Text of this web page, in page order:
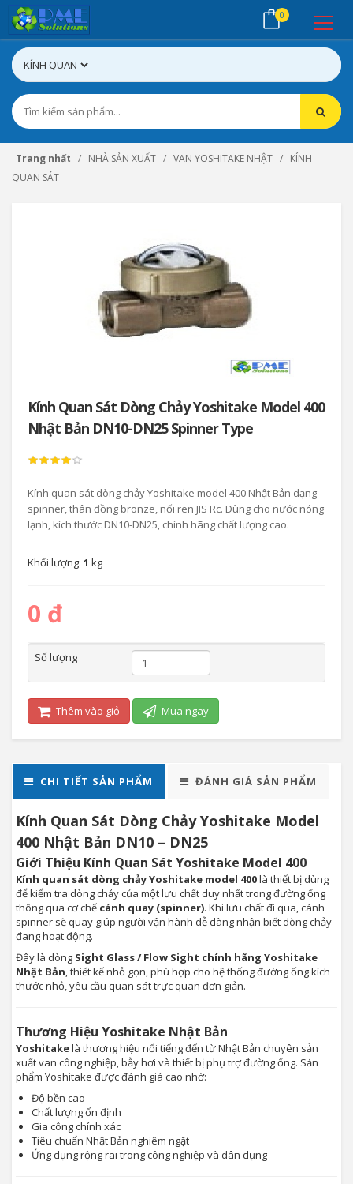
0
Trang nhất NHÀ SẢN XUẤT VAN YOSHITAKE NHẬT
KÍNH
QUAN SÁT
Kính Quan Sát Dòng Chảy Yoshitake Model 400
Nhật Bản DN10-DN25 Spinner Type
Kính quan sát dòng chảy Yoshitake model 400 Nhật Bản dạng
spinner, thân đồng bronze, nối ren JIS Rc. Dùng cho nước nóng
lạnh, kích thước DN10-DN25, chính hãng chất lượng cao.
Khối lượng: 1 kg
0 đ
Số lượng
Thêm vào giỏ Mua ngay
CHI TIẾT SẢN PHẨM ĐÁNH GIÁ SẢN PHẨM
Kính Quan Sát Dòng Chảy Yoshitake Model
400 Nhật Bản DN10 – DN25
Giới Thiệu Kính Quan Sát Yoshitake Model 400
Kính quan sát dòng chảy Yoshitake model 400là thiết bị dùng
để kiểm tra dòng chảy của một lưu chất duy nhất trong đường ống
thông qua cơ chế cánh quay (spinner). Khi lưu chất đi qua, cánh
spinner sẽ quay giúp người vận hành dễ dàng nhận biết dòng chảy
đang hoạt động.
Đây là dòng Sight Glass / Flow Sight chính hãng Yoshitake
Nhật Bản, thiết kế nhỏ gọn, phù hợp cho hệ thống đường ống kích
thước nhỏ, yêu cầu quan sát trực quan đơn giản.
Thương Hiệu Yoshitake Nhật Bản
Yoshitakelà thương hiệu nổi tiếng đến từ Nhật Bản chuyên sản
xuất van công nghiệp, bẫy hơi và thiết bị phụ trợ đường ống. Sản
phẩm Yoshitake được đánh giá cao nhờ:
Độ bền cao
Chất lượng ổn định
Gia công chính xác
Tiêu chuẩn Nhật Bản nghiêm ngặt
Ứng dụng rộng rãi trong công nghiệp và dân dụng